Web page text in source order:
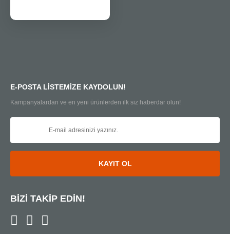
E-POSTA LİSTEMİZE KAYDOLUN!
Kampanyalardan ve en yeni ürünlerden ilk siz haberdar olun!
KAYIT OL
BİZİ TAKİP EDİN!